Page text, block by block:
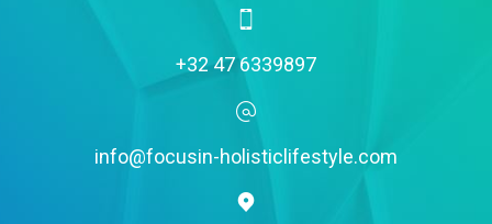
+32 47 6339897
info@focusin-holisticlifestyle.com